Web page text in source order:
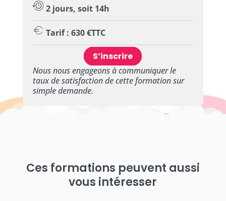
2 jours, soit 14h
Tarif : 630 €TTC
S’inscrire
Nous nous engageons à communiquer le
taux de satisfaction de cette formation sur
simple demande.
Ces formations peuvent aussi
vous intéresser